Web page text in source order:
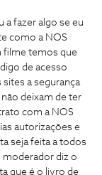
a fazer algo se eu
como a NOS
filme temos que
de acesso
a segurança
deixam de ter
com a NOS
autorizações e
seja feita a todos
moderador diz o
que é o livro de